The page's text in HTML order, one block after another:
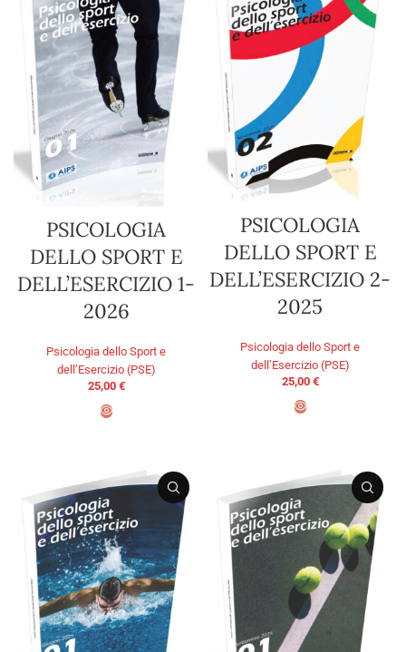
PSICOLOGIA
DELLO SPORT E
DELL’ESERCIZIO 1-
2026
Psicologia dello Sport e
dell’Esercizio (PSE)
25,00 €
PSICOLOGIA
DELLO SPORT E
DELL’ESERCIZIO 2-
2025
Psicologia dello Sport e
dell’Esercizio (PSE)
25,00 €